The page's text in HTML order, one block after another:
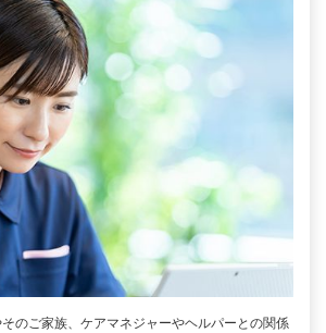
のご家族、ケアマネジャーやヘルパーとの関係